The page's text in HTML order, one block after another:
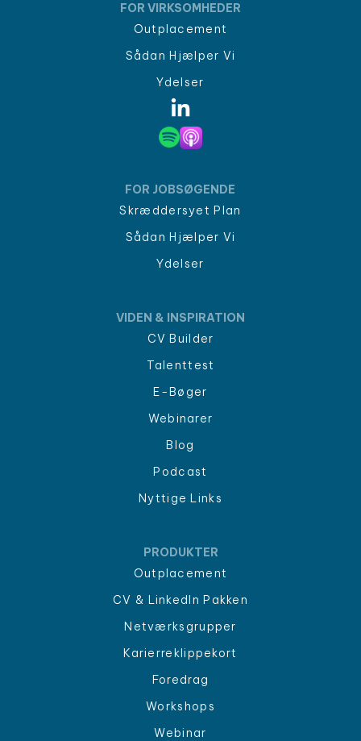
FOR VIRKSOMHEDER
Outplacement
Sådan Hjælper Vi
Ydelser
FOR JOBSØGENDE
Skræddersyet Plan
Sådan Hjælper Vi
Ydelser
VIDEN & INSPIRATION
CV Builder
Talenttest
E-Bøger
Webinarer
Blog
Podcast
Nyttige Links
PRODUKTER
Outplacement
CV & LinkedIn Pakken
Netværksgrupper
Karierreklippekort
Foredrag
Workshops
Webinar